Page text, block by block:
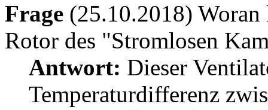
Frage (25.10.2018) Woran
Rotor des "Stromlosen
Antwort: Dieser
Temperaturdifferenz